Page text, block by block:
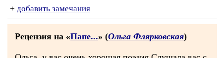
+ добавить замечания
Рецензия на «Папе...» (Ольга Флярковская)